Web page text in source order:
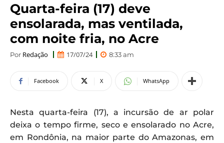
Quarta-feira (17) deve
ensolarada, mas ventilada,
com noite fria, no Acre
Por Redação 17/07/24 8:33 am
Facebook X WhatsApp
Nesta quarta-feira (17), a incursão de ar polar
deixa o tempo firme, seco e ensolarado no Acre,
em Rondônia, na maior parte do Amazonas, em